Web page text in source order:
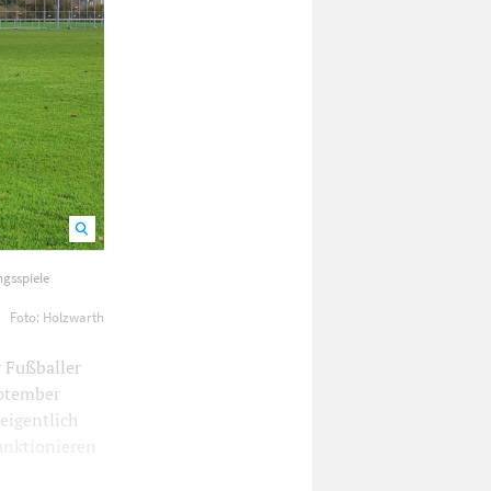
Foto: Holzwarth
Fußballer